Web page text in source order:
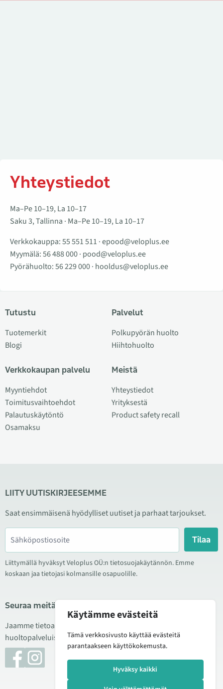
Yhteystiedot
Ma–Pe 10–19, La 10–17
Saku 3, Tallinna · Ma–Pe 10–19, La 10–17
Verkkokauppa:55 551 511 ·epood@veloplus.ee
Myymälä:56 488 000· pood@veloplus.ee
Pyörähuolto:56 229 000· hooldus@veloplus.ee
Tutustu
Tuotemerkit
Blogi
Verkkokaupan palvelu
Myyntiehdot
Toimitusvaihtoehdot
Palautuskäytöntö
Osamaksu
Palvelut
Polkupyörän huolto
Hiihtohuolto
Meistä
Yhteystiedot
Yrityksestä
Product safety recall
LIITY UUTISKIRJEESEMME
Saat ensimmäisenä hyödylliset uutiset ja parhaat tarjoukset.
Tilaa
Liittymällä hyväksyt Veloplus OÜ:n tietosuojakäytännön. Emme
koskaan jaa tietojasi kolmansille osapuolille.
Seuraa meitä sosiaalisessa mediassa
Jaamme tietoa hyvistä tarjouksista, uusista tuotteista ja
huoltopalveluista. Joskus julkaisemme myös tuote-esittelyjä.
Käytämme evästeitä
Tämä verkkosivusto käyttää evästeitä
parantaakseen käyttökokemusta.
Hyväksy kaikki